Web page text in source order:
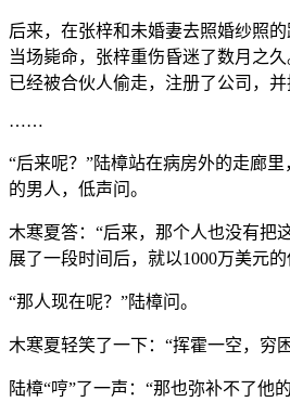
后来，在张梓和未婚妻去照婚纱照
当场毙命，张梓重伤昏迷了数月之
已经被合伙人偷走，注册了公司，并
……
“后来呢？”陆樟站在病房外的走廊
的男人，低声问。
木寒夏答：“后来，那个人也没有把
展了一段时间后，就以1000万美元
“那人现在呢？”陆樟问。
木寒夏轻笑了一下：“挥霍一空，穷
陆樟“哼”了一声：“那也弥补不了他